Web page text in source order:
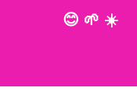
😊 🌱 ☀️